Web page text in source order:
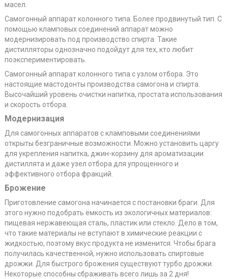
масел.
Самогонный аппарат колонного типа. Более продвинутый тип. С
помощью кламповых соединений аппарат можно
модернизировать под производство спирта. Такие
дистилляторы однозначно подойдут для тех, кто любит
поэкспериментировать.
Самогонный аппарат колонного типа с узлом отбора. Это
настоящие мастодонты производства самогона и спирта.
Высочайший уровень очистки напитка, простата использования
и скорость отбора.
Модернизация
Для самогонных аппаратов с кламповыми соединениями
открыты безграничные возможности. Можно установить царгу
для укрепления напитка, джин-корзину для ароматизации
дистиллята и даже узел отбора для упрощенного и
эффективного отбора фракций.
Брожение
Приготовление самогона начинается с постановки браги. Для
этого нужно подобрать ёмкость из экологичных материалов:
пищевая нержавеющая сталь, пластик или стекло. Дело в том,
что такие материалы не вступают в химические реакции с
жидкостью, поэтому вкус продукта не изменится. Чтобы брага
получилась качественной, нужно использовать спиртовые
дрожжи. Для быстрого брожения существуют турбо дрожжи.
Некоторые способны сбраживать всего лишь за 2 дня!